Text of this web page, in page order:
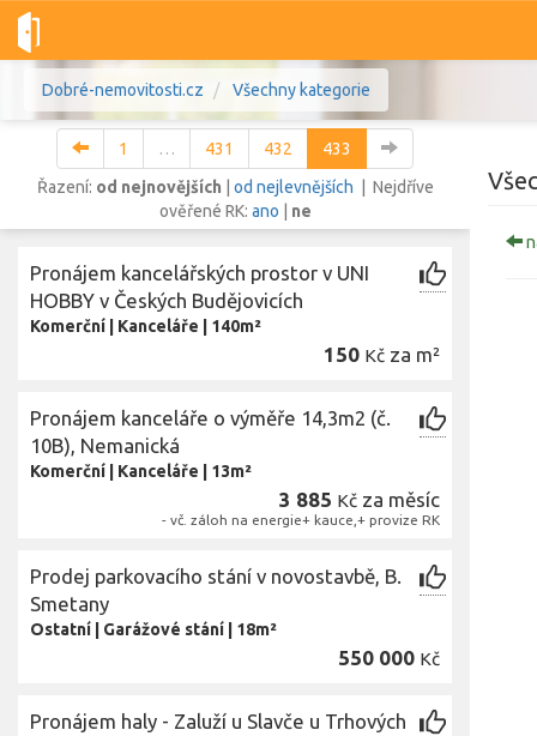
Dobré-nemovitosti.cz Všechny kategorie
Lokalita
1 … 431 432
433
Řazení: od nejnovějších od nejlevnějších | Nejdříve
ověřené RK: ano ne
Pronájem kancelářských prostor v UNI
HOBBY v Českých Budějovicích
Komerční Kanceláře 140m²
150 Kč za m²
Pronájem kanceláře o výměře 14,3m2 (č.
10B), Nemanická
Komerční Kanceláře 13m²
3 885 Kč za měsíc
- vč. záloh na energie+ kauce,+ provize RK
Prodej parkovacího stání v novostavbě, B.
Smetany
Ostatní Garážové stání 18m²
550 000 Kč
Pronájem haly - Zaluží u Slavče u Trhových